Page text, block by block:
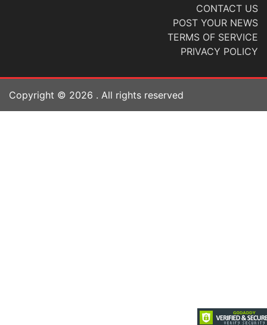
CONTACT US
POST YOUR NEWS
TERMS OF SERVICE
PRIVACY POLICY
Copyright © 2026 . All rights reserved